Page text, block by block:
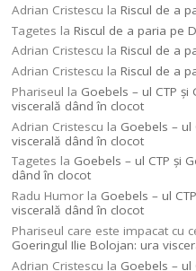
Adrian Cristescu laRiscul de a
Tagetes laRiscul de a paria pe
Adrian Cristescu laRiscul de a
Adrian Cristescu laRiscul de a
Phariseul la Goebels – ul CTP
viscerală dând în clocot
Adrian Cristescu la Goebels – ul
viscerală dând în clocot
Tagetes la Goebels – ul CTP şi
dând în clocot
Radu Humor la Goebels – ul
viscerală dând în clocot
Phariseul care este impacat cu
Goeringul Ilie Bolojan: ura
Adrian Cristescu la Goebels – ul